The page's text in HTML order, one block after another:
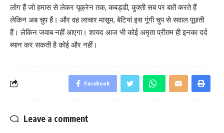
लोग हैं जो हमास से लेकर यूक्रेन तक, कबड्डी, कुश्ती सब पर बातें करते हैं
लेकिन अब चुप हैं। और वह लाचार मासूम, बेटियां इस गूंगी चुप से सवाल पूछती
हैं। लेकिन जवाब नहीं आएगा। शायद आज भी कोई अमृता प्रीतम ही इनका दर्द
ब्यान कर सकती है कोई और नहीं।
Facebook
Leave a comment